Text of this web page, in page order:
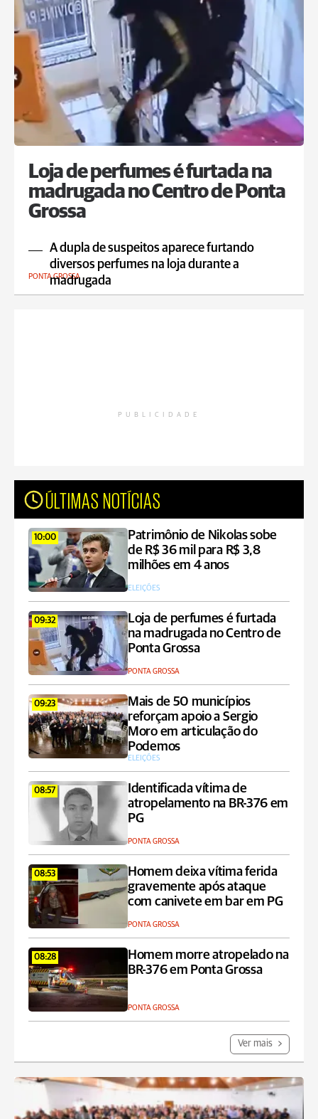
Loja de perfumes é furtada na
madrugada no Centro de Ponta
Grossa
A dupla de suspeitos aparece furtando
diversos perfumes na loja durante a
madrugada
PONTA GROSSA
PUBLICIDADE
ÚLTIMAS NOTÍCIAS
10:00
Patrimônio de Nikolas sobe
de R$ 36 mil para R$ 3,8
milhões em 4 anos
ELEIÇÕES
09:32
Loja de perfumes é furtada
na madrugada no Centro de
Ponta Grossa
PONTA GROSSA
09:23
Mais de 50 municípios
reforçam apoio a Sergio
Moro em articulação do
Podemos
ELEIÇÕES
08:57
Identificada vítima de
atropelamento na BR-376 em
PG
PONTA GROSSA
08:53
Homem deixa vítima ferida
gravemente após ataque
com canivete em bar em PG
PONTA GROSSA
08:28
Homem morre atropelado na
BR-376 em Ponta Grossa
PONTA GROSSA
Ver mais